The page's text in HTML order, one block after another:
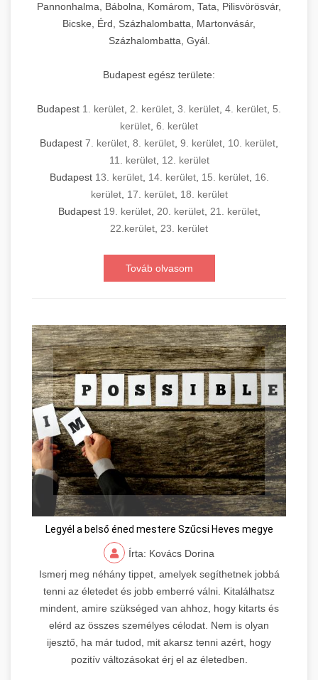
Pannonhalma, Bábolna, Komárom, Tata, Pilisvörösvár,
Bicske, Érd, Százhalombatta, Martonvásár,
Százhalombatta, Gyál.
Budapest egész területe:
Budapest 1. kerület, 2. kerület, 3. kerület, 4. kerület, 5.
kerület, 6. kerület
Budapest 7. kerület, 8. kerület, 9. kerület, 10. kerület,
11. kerület, 12. kerület
Budapest 13. kerület, 14. kerület, 15. kerület, 16.
kerület, 17. kerület, 18. kerület
Budapest 19. kerület, 20. kerület, 21. kerület,
22.kerület, 23. kerület
Továb olvasom
Legyél a belső éned mestere Szűcsi Heves megye
Írta: Kovács Dorina
Ismerj meg néhány tippet, amelyek segíthetnek jobbá
tenni az életedet és jobb emberré válni. Kitalálhatsz
mindent, amire szükséged van ahhoz, hogy kitarts és
elérd az összes személyes célodat. Nem is olyan
ijesztő, ha már tudod, mit akarsz tenni azért, hogy
pozitív változásokat érj el az életedben.